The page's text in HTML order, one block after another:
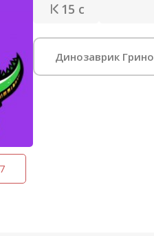
15 с
Динозаврик Грино